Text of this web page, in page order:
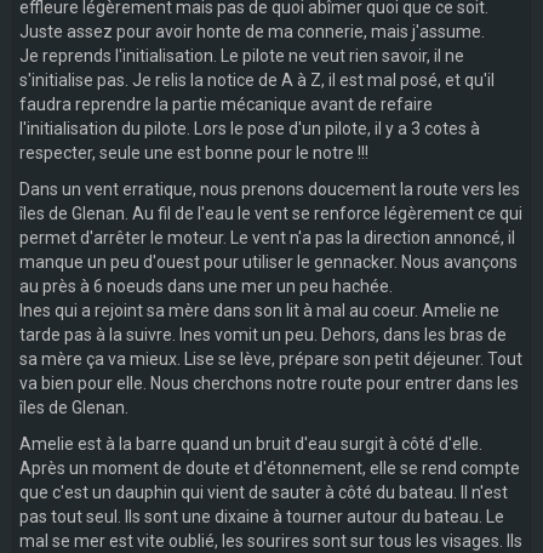
effleure légèrement mais pas de quoi abîmer quoi que ce soit.
Juste assez pour avoir honte de ma connerie, mais j'assume.
Je reprends l'initialisation. Le pilote ne veut rien savoir, il ne
s'initialise pas. Je relis la notice de A à Z, il est mal posé, et qu'il
faudra reprendre la partie mécanique avant de refaire
l'initialisation du pilote. Lors le pose d'un pilote, il y a 3 cotes à
respecter, seule une est bonne pour le notre !!!
Dans un vent erratique, nous prenons doucement la route vers les
îles de Glenan. Au fil de l'eau le vent se renforce légèrement ce qui
permet d'arrêter le moteur. Le vent n'a pas la direction annoncé, il
manque un peu d'ouest pour utiliser le gennacker. Nous avançons
au près à 6 noeuds dans une mer un peu hachée.
Ines qui a rejoint sa mère dans son lit à mal au coeur. Amelie ne
tarde pas à la suivre. Ines vomit un peu. Dehors, dans les bras de
sa mère ça va mieux. Lise se lève, prépare son petit déjeuner. Tout
va bien pour elle. Nous cherchons notre route pour entrer dans les
îles de Glenan.
Amelie est à la barre quand un bruit d'eau surgit à côté d'elle.
Après un moment de doute et d'étonnement, elle se rend compte
que c'est un dauphin qui vient de sauter à côté du bateau. Il n'est
pas tout seul. Ils sont une dixaine à tourner autour du bateau. Le
mal se mer est vite oublié, les sourires sont sur tous les visages. Ils